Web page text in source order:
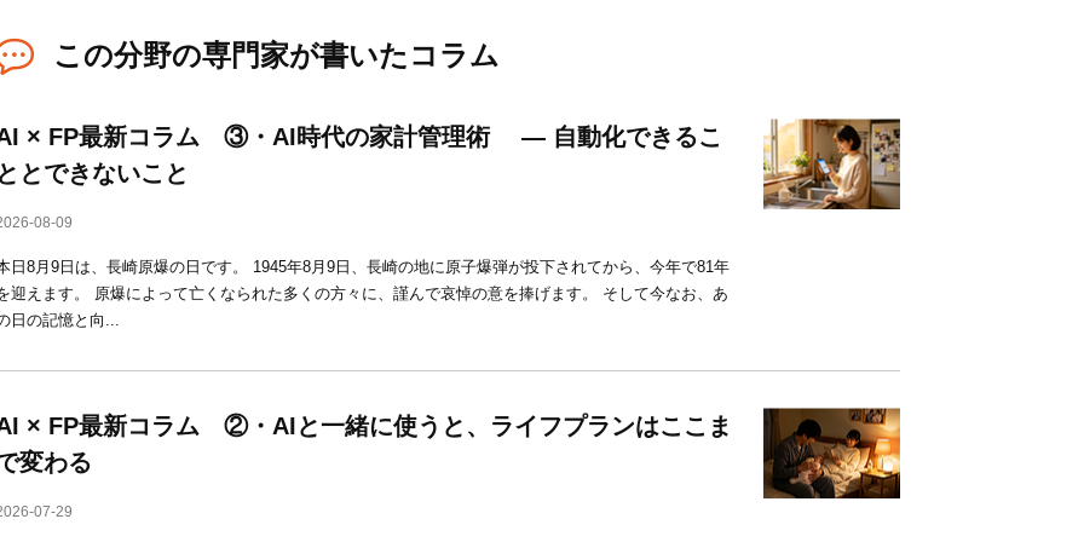
この分野の専門家が書いたコラム
× FP最新コラム ③・AI時代の家計管理術 ― 自動化できるこ
とできないこと
08-09
日8月9日は、長崎原爆の日です。 1945年8月9日、長崎の地に原子爆弾が投下されてから、今年で81年
迎えます。 原爆によって亡くなられた多くの方々に、謹んで哀悼の意を捧げます。 そして今なお、あ
日の記憶と向...
× FP最新コラム ②・AIと一緒に使うと、ライフプランはここま
変わる
07-29